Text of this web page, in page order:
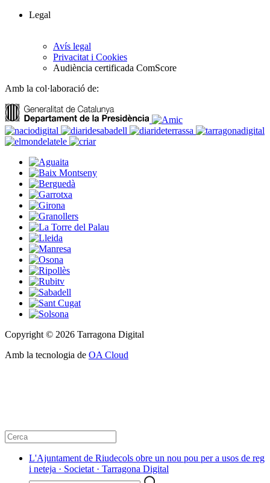
Legal
Avís legal
Privacitat i Cookies
Audiència certificada ComScore
Amb la col·laboració de:
Copyright © 2026 Tarragona Digital
Amb la tecnologia de OA Cloud
L'Ajuntament de Riudecols obre un nou pou per a usos de reg
i neteja · Societat · Tarragona Digital